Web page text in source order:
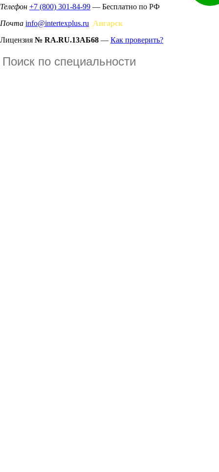
Телефон +7 (800) 301-84-99 — Бесплатно по РФ
Почта info@intertexplus.ru Ангарск
Лицензия № RA.RU.13АБ68 — Как проверить?